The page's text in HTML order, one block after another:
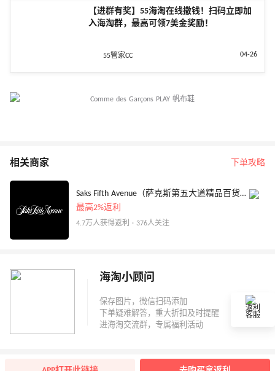
【进群有奖】55海淘在线撒钱！扫码立即加
入海淘群，最高可领7美金奖励！
55管家CC 04-26
相关商家 下单攻略
Saks Fifth Avenue（萨克斯第五大道精品百货店美国站）
最高2%返利
4.7万人获得返利 · 376人关注
海淘小顾问
返利
客服